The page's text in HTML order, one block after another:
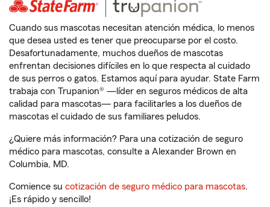
Cuando sus mascotas necesitan atención médica, lo menos
que desea usted es tener que preocuparse por el costo.
Desafortunadamente, muchos dueños de mascotas
enfrentan decisiones difíciles en lo que respecta al cuidado
de sus perros o gatos. Estamos aquí para ayudar. State Farm
trabaja con Trupanion® —líder en seguros médicos de alta
calidad para mascotas— para facilitarles a los dueños de
mascotas el cuidado de sus familiares peludos.
¿Quiere más información? Para una cotización de seguro
médico para mascotas, consulte a Alexander Brown en
Columbia, MD.
Comience su cotización de seguro médico para mascotas.
¡Es rápido y sencillo!